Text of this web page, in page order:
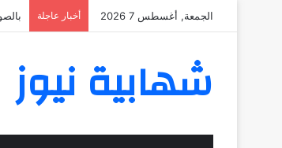
الجمعة, أغسطس 7 2026 أخبار عاجلة
شهابية نيوز